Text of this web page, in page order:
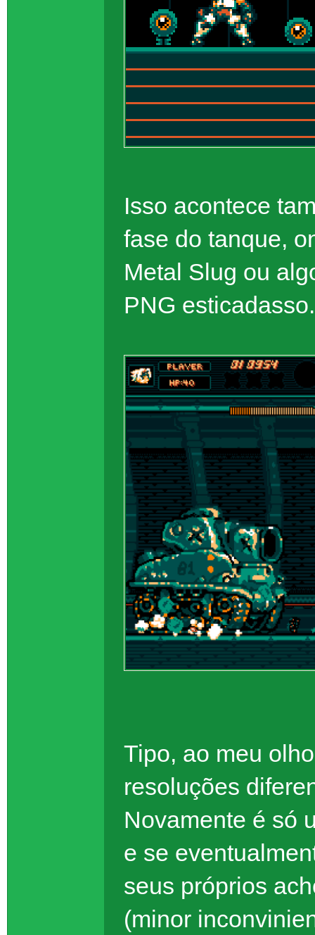
Isso acontece
fase do tanque,
Metal Slug ou
PNG esticadasso.
Tipo, ao meu
resoluções
Novamente é só
e se
seus próprios
(minor